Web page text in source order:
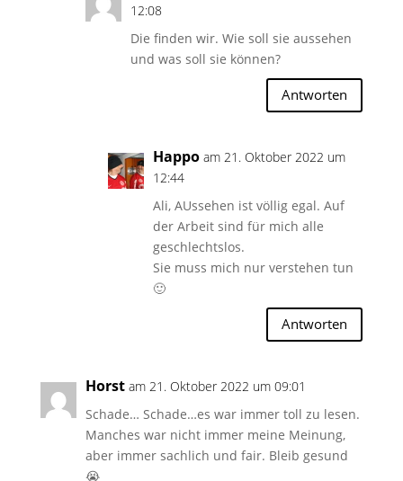
12:08
Die finden wir. Wie soll sie aussehen
und was soll sie können?
Antworten
Happo am 21. Oktober 2022 um
12:44
Ali, AUssehen ist völlig egal. Auf
der Arbeit sind für mich alle
geschlechtslos.
Sie muss mich nur verstehen tun
🙂
Antworten
Horst am 21. Oktober 2022 um 09:01
Schade… Schade…es war immer toll zu lesen.
Manches war nicht immer meine Meinung,
aber immer sachlich und fair. Bleib gesund
😭